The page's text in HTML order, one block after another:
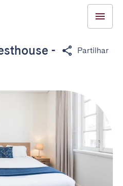
-
Partilhar